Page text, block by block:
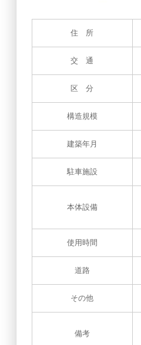
住 所
交 通
区 分
構造規模
建築年月
駐車施設
本体設備
使用時間
道路
その他
備考